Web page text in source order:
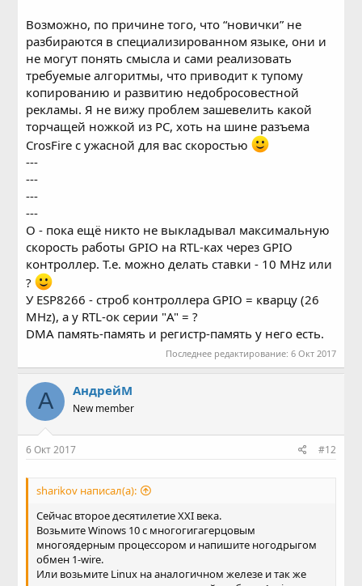
Возможно, по причине того, что “новички” не
разбираются в специализированном языке, они и
не могут понять смысла и сами реализовать
требуемые алгоритмы, что приводит к тупому
копированию и развитию недобросовестной
рекламы. Я не вижу проблем зашевелить какой
торчащей ножкой из PC, хоть на шине разъема
CrosFire с ужасной для вас скоростью
---
---
---
---
О - пока ещё никто не выкладывал максимальную
скорость работы GPIO на RTL-ках через GPIO
контроллер. Т.е. можно делать ставки - 10 MHz или
?
У ESP8266 - строб контроллера GPIO = кварцу (26
MHz), а у RTL-ок серии "A" = ?
DMA память-память и регистр-память у него есть.
Последнее редактирование: 6 Окт 2017
А АндрейМ
New member
6 Окт 2017 #12
sharikov написал(а):
Сейчас второе десятилетие XXI века.
Возьмите Winows 10 с многогигагерцовым
многоядерным процессором и напишите ногодрыгом
обмен 1-wire.
Или возьмите Linux на аналогичном железе и так же